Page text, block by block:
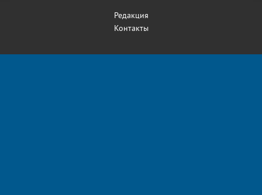
Редакция
Контакты